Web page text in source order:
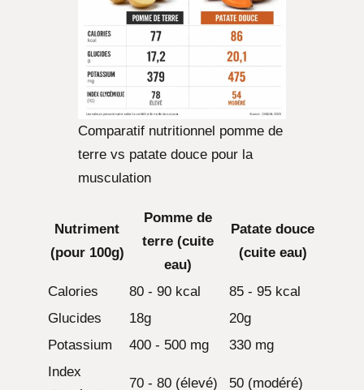
Comparatif nutritionnel pomme de
terre vs patate douce pour la
musculation
Nutriment
(pour 100g)
Pomme de
terre (cuite
eau)
Patate douce
(cuite eau)
Calories 80 - 90 kcal
85 - 95 kcal
Glucides
18g
20g
Potassium
400 - 500 mg
330 mg
Index
70 - 80 (élevé) 50 (modéré)